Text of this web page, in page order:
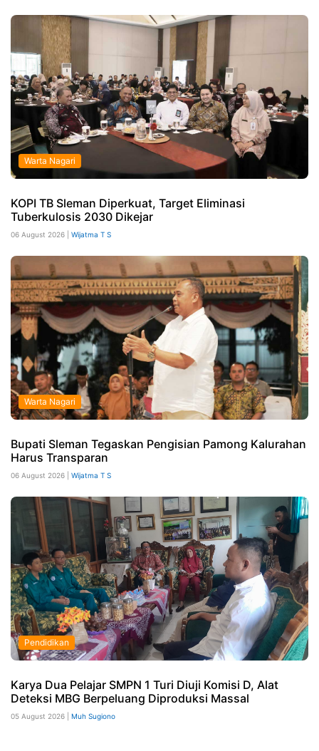
Warta Nagari
KOPI TB Sleman Diperkuat, Target Eliminasi
Tuberkulosis 2030 Dikejar
06 August 2026 | Wijatma T S
Warta Nagari
Bupati Sleman Tegaskan Pengisian Pamong Kalurahan
Harus Transparan
06 August 2026 | Wijatma T S
Pendidikan
Karya Dua Pelajar SMPN 1 Turi Diuji Komisi D, Alat
Deteksi MBG Berpeluang Diproduksi Massal
05 August 2026 | Muh Sugiono